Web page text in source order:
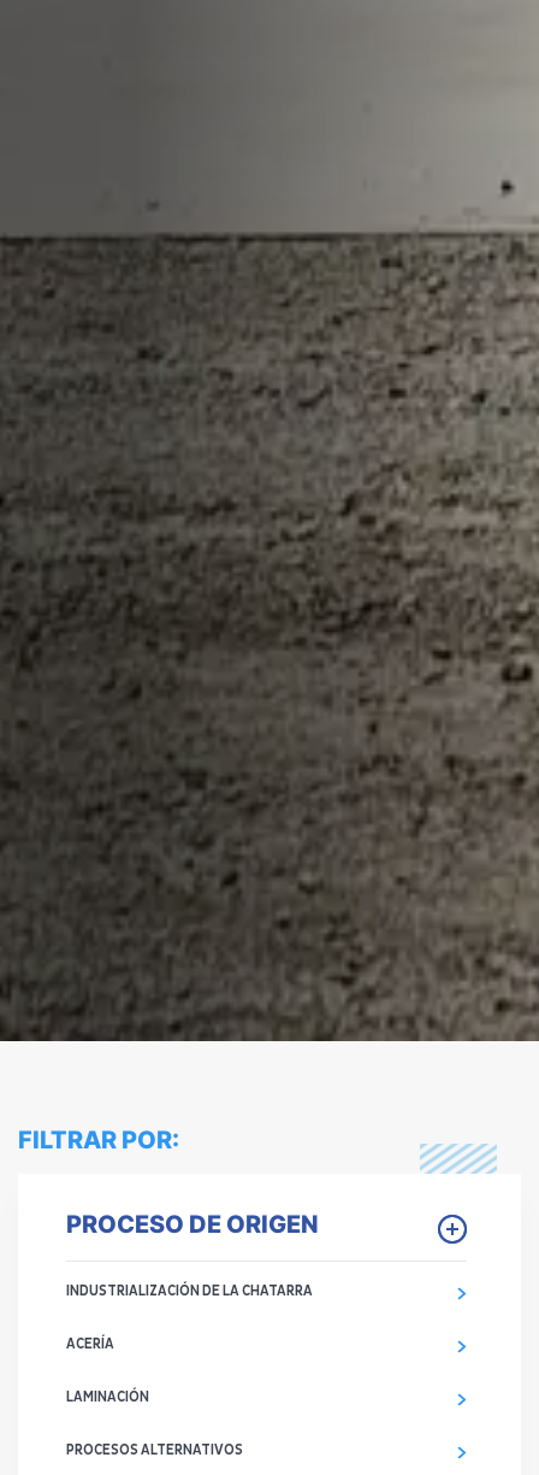
FILTRAR POR:
PROCESO DE ORIGEN
INDUSTRIALIZACIÓN DE LA CHATARRA
ACERÍA
LAMINACIÓN
PROCESOS ALTERNATIVOS